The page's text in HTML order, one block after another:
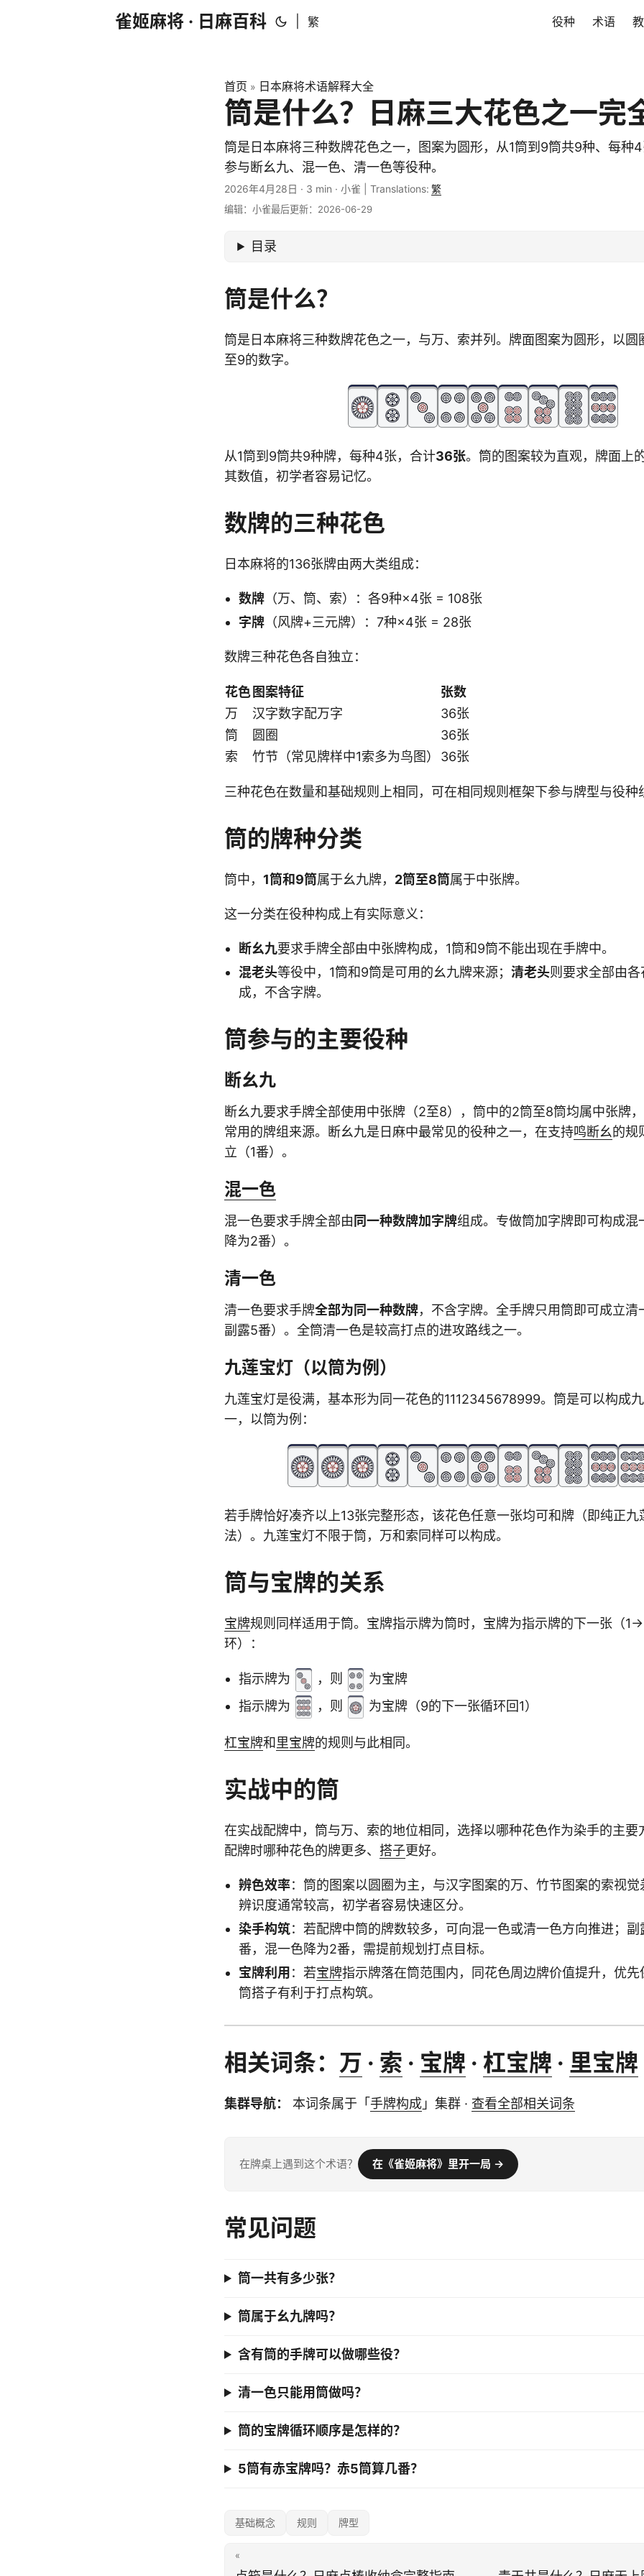
雀姬麻将 · 日麻百科 繁 役种 术语
首页 » 日本麻将术语解释大全
筒是什么？日麻三大花色之一完
筒是日本麻将三种数牌花色之一，图案为圆形，从1筒到9筒共9种、每种
参与断幺九、混一色、清一色等役种。
2026年4月28日 · 3 min · 小雀 Translations: 繁
编辑：小雀最后更新：2026-06-29
目录
筒是什么？
筒是日本麻将三种数牌花色之一，与万、索并列。牌面图案为圆形，以圆
至9的数字。
从1筒到9筒共9种牌，每种4张，合计36张。筒的图案较为直观，牌面上
其数值，初学者容易记忆。
数牌的三种花色
日本麻将的136张牌由两大类组成：
数牌 （万、筒、索）：各9种×4张 = 108张
字牌 （风牌+三元牌）：7种×4张 = 28张
数牌三种花色各自独立：
花色 图案特征
张数
万
汉字数字配万字
36张
筒
圆圈
36张
索
竹节（常见牌样中1索多为鸟图） 36张
三种花色在数量和基础规则上相同，可在相同规则框架下参与牌型与役种
筒的牌种分类
筒中， 1筒和9筒属于幺九牌， 2筒至8筒属于中张牌。
这一分类在役种构成上有实际意义：
断幺九要求手牌全部由中张牌构成，1筒和9筒不能出现在手牌中。
混老头等役中，1筒和9筒是可用的幺九牌来源； 清老头则要求全部由
成，不含字牌。
筒参与的主要役种
断幺九
断幺九要求手牌全部使用中张牌（2至8），筒中的2筒至8筒均属中张牌
常用的牌组来源。断幺九是日麻中最常见的役种之一，在支持鸣断幺的规
立（1番）。
混一色
混一色要求手牌全部由 同一种数牌加字牌组成。专做筒加字牌即可构成混
降为2番）。
清一色
清一色要求手牌全部为同一种数牌，不含字牌。全手牌只用筒即可成立清
副露5番）。全筒清一色是较高打点的进攻路线之一。
九莲宝灯（以筒为例）
九莲宝灯是役满，基本形为同一花色的1112345678999。筒是可以构成
一，以筒为例：
若手牌恰好凑齐以上13张完整形态，该花色任意一张均可和牌（即纯正
法）。九莲宝灯不限于筒，万和索同样可以构成。
筒与宝牌的关系
宝牌规则同样适用于筒。宝牌指示牌为筒时，宝牌为指示牌的下一张
环）：
指示牌为 ，则
为宝牌
指示牌为
，则 为宝牌（9的下一张循环回1）
杠宝牌和 里宝牌的规则与此相同。
实战中的筒
在实战配牌中，筒与万、索的地位相同，选择以哪种花色作为染手的主要
配牌时哪种花色的牌更多、 搭子更好。
辨色效率：筒的图案以圆圈为主，与汉字图案的万、竹节图案的索视
辨识度通常较高，初学者容易快速区分。
染手构筑：若配牌中筒的牌数较多，可向混一色或清一色方向推进；
番，混一色降为2番，需提前规划打点目标。
宝牌利用 ：若宝牌指示牌落在筒范围内，同花色周边牌价值提升，优
筒搭子有利于打点构筑。
相关词条： 万 · 索 · 宝牌 · 杠宝牌 · 里宝牌
集群导航： 本词条属于「 手牌构成 」集群 · 查看全部相关词条
在牌桌上遇到这个术语？ 在《雀姬麻将》里开一局 →
常见问题
筒一共有多少张？
筒属于幺九牌吗？
含有筒的手牌可以做哪些役？
清一色只能用筒做吗？
筒的宝牌循环顺序是怎样的？
5筒有赤宝牌吗？赤5筒算几番？
基础概念 规则 牌型
«